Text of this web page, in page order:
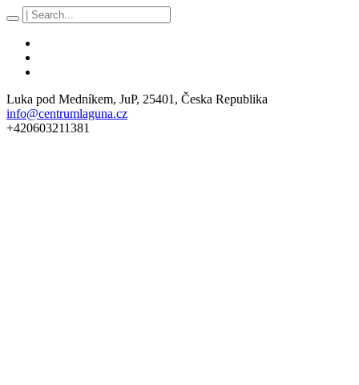
Luka pod Medníkem, JuP, 25401 , Česka Republika
info@centrumlaguna.cz
+420603211381